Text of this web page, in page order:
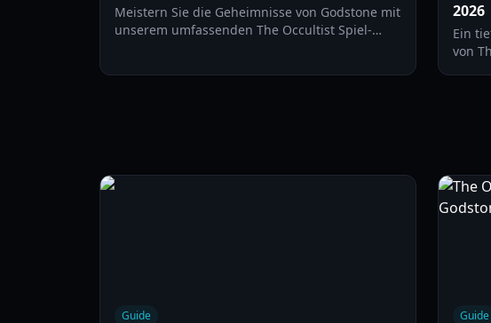
Meistern Sie die Geheimnisse von Godstone mit
unserem umfassenden The Occultist Spiel-
2026
Ein
von
Guide Guide